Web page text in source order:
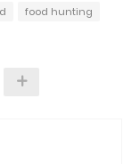
food hunting